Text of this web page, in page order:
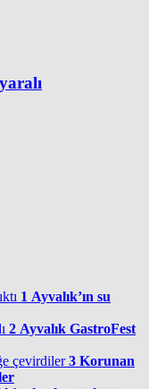
1 Ayvalık’ın su
2 Ayvalık GastroFest
3 Korunan